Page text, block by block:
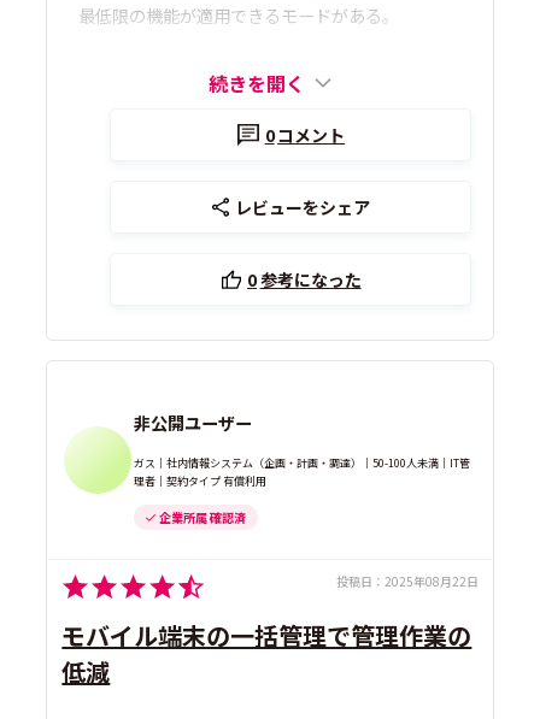
最低限の機能が適用できるモードがある。
続きを開く
0コメント
レビューをシェア
0参考になった
非公開ユーザー
ガス｜社内情報システム（企画・計画・調達）｜50-100人未満｜IT管
理者｜契約タイプ 有償利用
企業所属 確認済
投稿日： 2025年08月22日
モバイル端末の一括管理で管理作業の
低減